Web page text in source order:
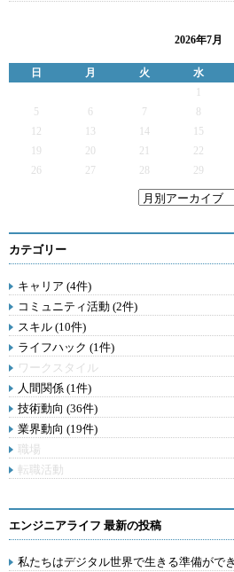
2026年7月
日 月 火 水
5
6 7
12
13 14 15
19
20 21 22
26
27 28 29
カテゴリー
キャリア (4件)
コミュニティ活動 (2件)
スキル (10件)
ライフハック (1件)
ワークスタイル
人間関係 (1件)
技術動向 (36件)
業界動向 (19件)
職場
転職活動
エンジニアライフ 最新の投稿
私たちはデジタル世界で生きる準備がで